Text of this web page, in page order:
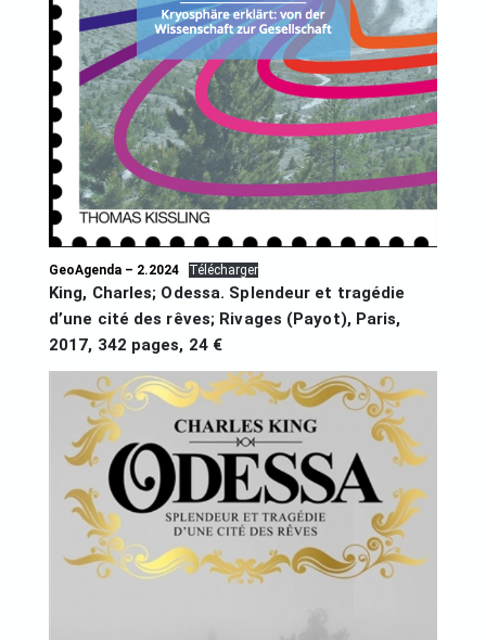
GeoAgenda – 2.2024 Télécharger
King, Charles; Odessa. Splendeur et tragédie
d’une cité des rêves; Rivages (Payot), Paris,
2017, 342 pages, 24 €